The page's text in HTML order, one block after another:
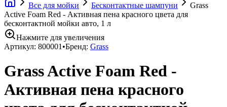
Все для мойки Бесконтактные шампуни
Grass
Active Foam Red - Активная пена красного цвета для
бесконтактной мойки авто, 1 л
Нажмите для увеличения
Артикул: 800001 •Бренд: Grass
Grass Active Foam Red -
Активная пена красного